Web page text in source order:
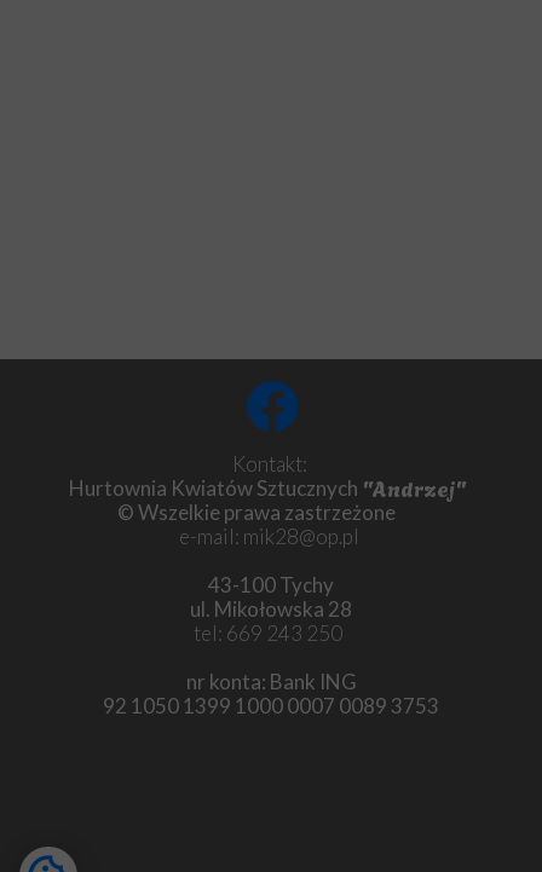
Kontakt:
Hurtownia Kwiatów Sztucznych "Andrzej"
© Wszelkie prawa zastrzeżone
e-mail: mik28@op.pl
43-100 Tychy
ul. Mikołowska 28
tel: 669 243 250
nr konta: Bank ING
92 1050 1399 1000 0007 0089 3753